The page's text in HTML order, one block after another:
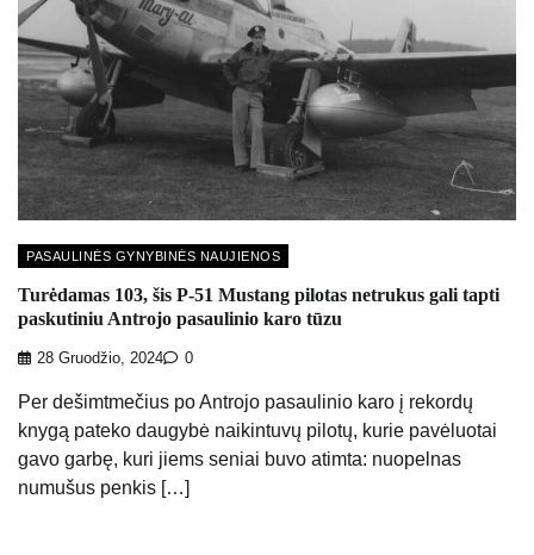
PASAULINĖS GYNYBINĖS NAUJIENOS
Turėdamas 103, šis P-51 Mustang pilotas netrukus gali tapti
paskutiniu Antrojo pasaulinio karo tūzu
28 Gruodžio, 2024 0
Per dešimtmečius po Antrojo pasaulinio karo į rekordų
knygą pateko daugybė naikintuvų pilotų, kurie pavėluotai
gavo garbę, kuri jiems seniai buvo atimta: nuopelnas
numušus penkis […]